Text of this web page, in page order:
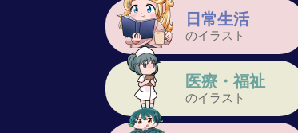
日常生活
のイラスト
医療・福祉
のイラスト